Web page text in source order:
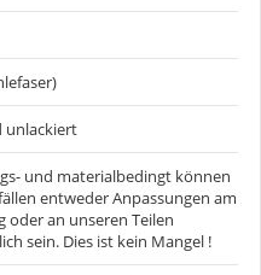
unlackiert
und materialbedingt können
entweder Anpassungen am
oder an unseren Teilen
sein. Dies ist kein Mangel !